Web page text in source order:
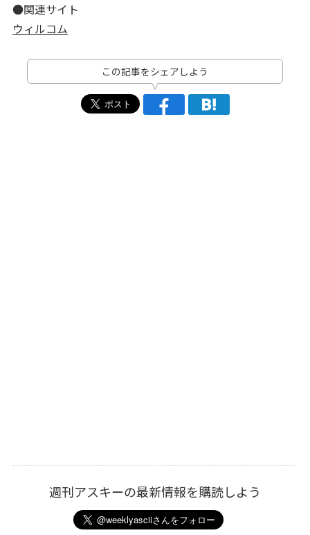
●関連サイト
ウィルコム
この記事をシェアしよう
週刊アスキーの最新情報を購読しよう